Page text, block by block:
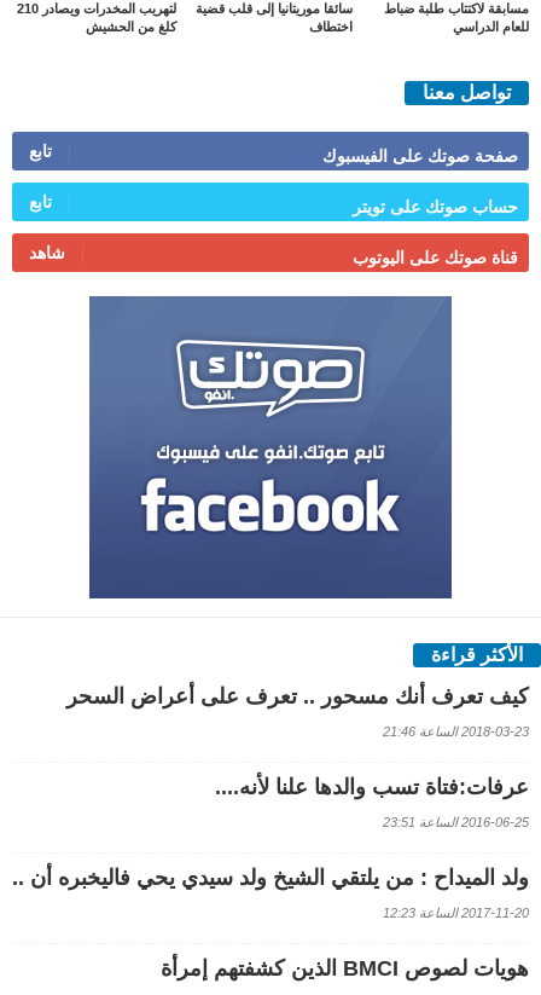
مسابقة لاكتتاب طلبة ضباط
للعام الدراسي
سائقا موريتانيا إلى قلب قضية
اختطاف
لتهريب المخدرات ويصادر 210
كلغ من الحشيش
تواصل معنا
صفحة صوتك على الفيسبوك تابع
حساب صوتك على تويتر تابع
قناة صوتك على اليوتوب شاهد
الأكثر قراءة
كيف تعرف أنك مسحور .. تعرف على أعراض السحر
2018-03-23 الساعة 21:46
عرفات:فتاة تسب والدها علنا لأنه....
2016-06-25 الساعة 23:51
ولد الميداح : من يلتقي الشيخ ولد سيدي يحي فاليخبره أن ..
2017-11-20 الساعة 12:23
هويات لصوص BMCI الذين كشفتهم إمرأة